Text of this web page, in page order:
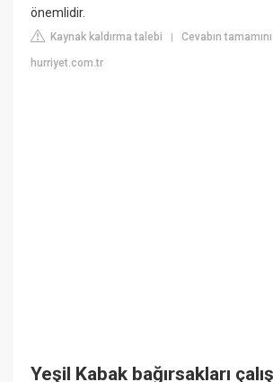
önemlidir.
Kaynak kaldırma talebi |Cevabın
hurriyet.com.tr
Yeşil Kabak bağırsakları